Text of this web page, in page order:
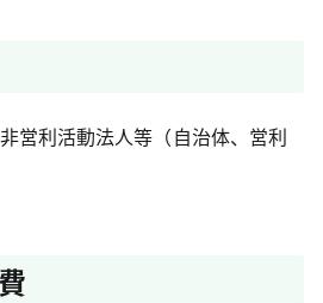
営利活動法人等（自治体、営利